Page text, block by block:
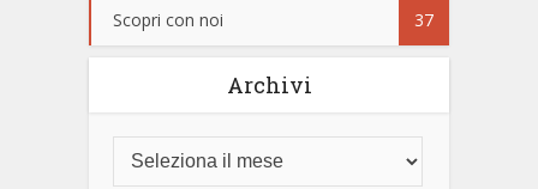
Scopri con noi 37
Archivi